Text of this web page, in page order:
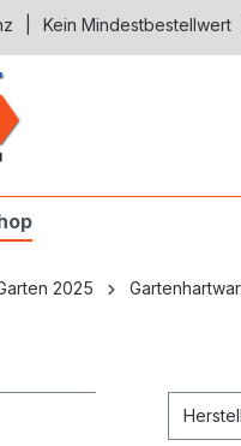
springen
Kein Mindestbestellwert
2025